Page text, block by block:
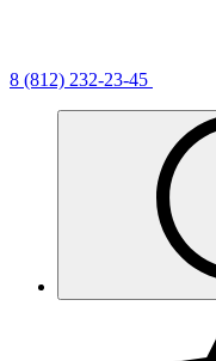
8 (812) 232-23-45